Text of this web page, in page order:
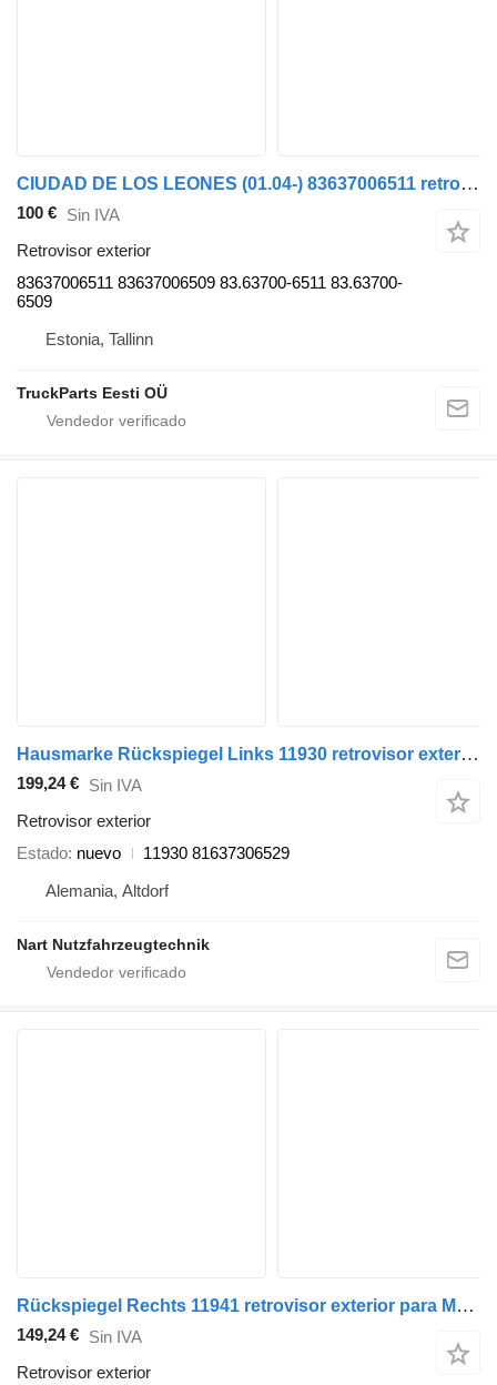
CIUDAD DE LOS LEONES (01.04-) 83637006511 retrovisor exterior para MAN LIONS CITY autobús
100 € Sin IVA
Retrovisor exterior
83637006511 83637006509 83.63700-6511 83.63700-
6509
Estonia, Tallinn
TruckParts Eesti OÜ
Hausmarke Rückspiegel Links 11930 retrovisor exterior para MAN TGX camión
199,24 € Sin IVA
Retrovisor exterior
Estado nuevo
11930 81637306529
Alemania, Altdorf
Nart Nutzfahrzeugtechnik
Rückspiegel Rechts 11941 retrovisor exterior para MAN TGS camión
149,24 € Sin IVA
Retrovisor exterior